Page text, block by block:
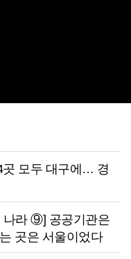
곳 모두 대구에… 경
나라 ⑨] 공공기관은
곳은 서울이었다